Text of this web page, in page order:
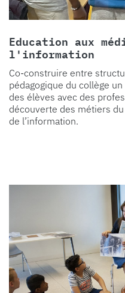
Education aux
l'information
Co-construire entre
pédagogique du collège
des élèves avec des
découverte des métiers
de l’information.